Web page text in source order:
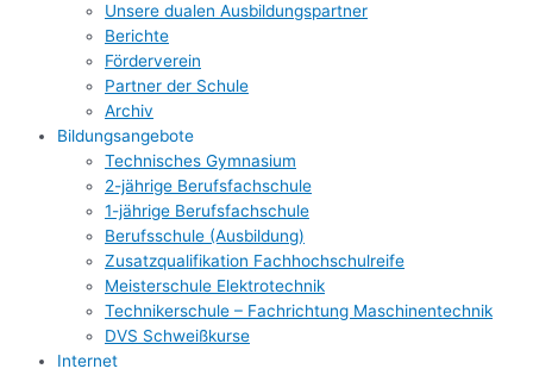
Unsere dualen Ausbildungspartner
Berichte
Förderverein
Partner der Schule
Archiv
Bildungsangebote
Technisches Gymnasium
2-jährige Berufsfachschule
1-jährige Berufsfachschule
Berufsschule (Ausbildung)
Zusatzqualifikation Fachhochschulreife
Meisterschule Elektrotechnik
Technikerschule – Fachrichtung Maschinentechnik
DVS Schweißkurse
Internet